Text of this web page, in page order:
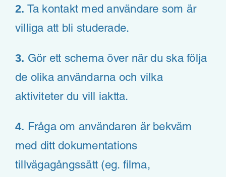
2. Ta kontakt med användare som är
villiga att bli studerade.
3. Gör ett schema över när du ska följa
de olika användarna och vilka
aktiviteter du vill iaktta.
4. Fråga om användaren är bekväm
med ditt dokumentations
tillvägagångssätt (eg. filma,